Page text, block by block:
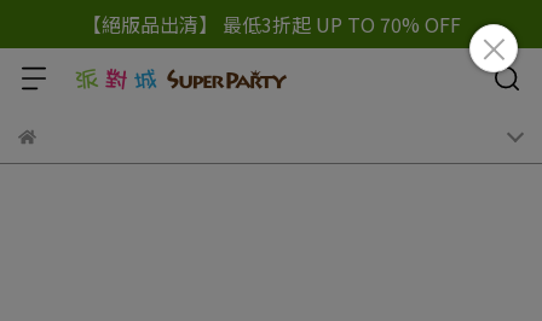
【絕版品出清】 最低3折起 UP TO 70% OFF